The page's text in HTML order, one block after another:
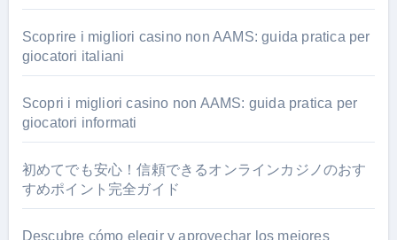
Scoprire i migliori casino non AAMS: guida pratica per
giocatori italiani
Scopri i migliori casino non AAMS: guida pratica per
giocatori informati
初めてでも安心！信頼できるオンラインカジノのおす
すめポイント完全ガイド
Descubre cómo elegir y aprovechar los mejores